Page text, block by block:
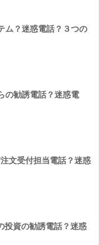
ム？迷惑電話？３つの
の勧誘電話？迷惑電
文受付担当電話？迷惑
資の勧誘電話？迷惑